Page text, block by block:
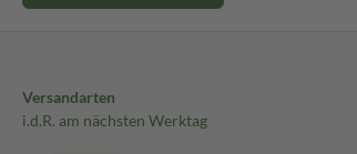
Versandarten
i.d.R. am nächsten Werktag